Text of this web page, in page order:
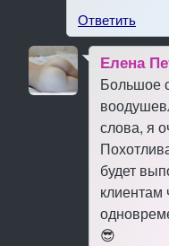
Ответить
Елена
Большое
слова, я
будет
😎